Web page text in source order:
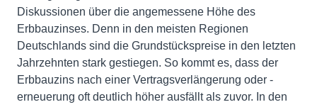
Diskussionen über die angemessene Höhe des
Erbbauzinses. Denn in den meisten Regionen
Deutschlands sind die Grundstückspreise in den letzten
Jahrzehnten stark gestiegen. So kommt es, dass der
Erbbauzins nach einer Vertragsverlängerung oder -
erneuerung oft deutlich höher ausfällt als zuvor. In den